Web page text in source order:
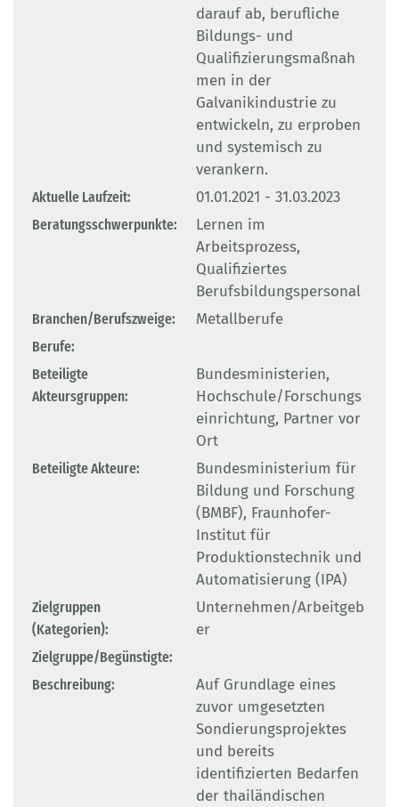
darauf ab, berufliche
Bildungs- und
Qualifizierungsmaßnah
men in der
Galvanikindustrie zu
entwickeln, zu erproben
und systemisch zu
verankern.
Aktuelle Laufzeit:
01.01.2021 - 31.03.2023
Beratungsschwerpunkte:
Lernen im
Arbeitsprozess,
Qualifiziertes
Berufsbildungspersonal
Branchen/Berufszweige:
Metallberufe
Berufe:
Beteiligte
Akteursgruppen:
Bundesministerien,
Hochschule/Forschungs
einrichtung, Partner vor
Ort
Beteiligte Akteure:
Bundesministerium für
Bildung und Forschung
(BMBF), Fraunhofer-
Institut für
Produktionstechnik und
Automatisierung (IPA)
Zielgruppen
(Kategorien):
Unternehmen/Arbeitgeb
er
Zielgruppe/Begünstigte:
Beschreibung:
Auf Grundlage eines
zuvor umgesetzten
Sondierungsprojektes
und bereits
identifizierten Bedarfen
der thailändischen